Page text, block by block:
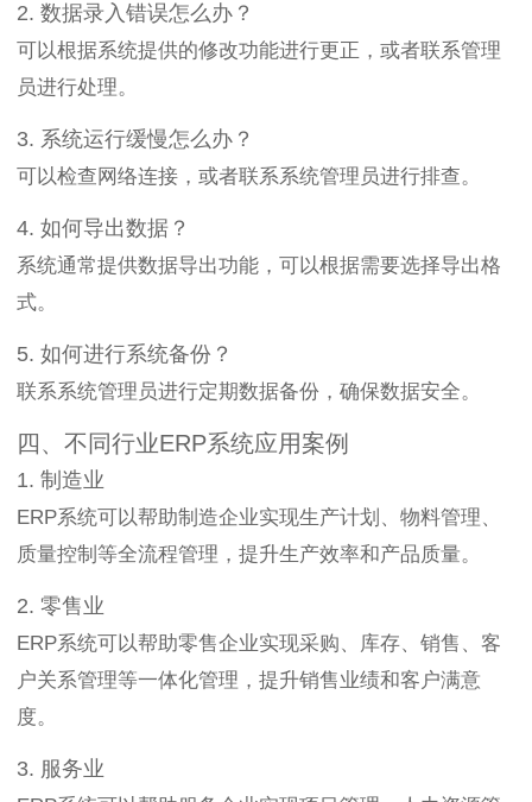
2. 数据录入错误怎么办？
可以根据系统提供的修改功能进行更正，或者联系管理
员进行处理。
3. 系统运行缓慢怎么办？
可以检查网络连接，或者联系系统管理员进行排查。
4. 如何导出数据？
系统通常提供数据导出功能，可以根据需要选择导出格
式。
5. 如何进行系统备份？
联系系统管理员进行定期数据备份，确保数据安全。
四、不同行业ERP系统应用案例
1. 制造业
ERP系统可以帮助制造企业实现生产计划、物料管理、
质量控制等全流程管理，提升生产效率和产品质量。
2. 零售业
ERP系统可以帮助零售企业实现采购、库存、销售、客
户关系管理等一体化管理，提升销售业绩和客户满意
度。
3. 服务业